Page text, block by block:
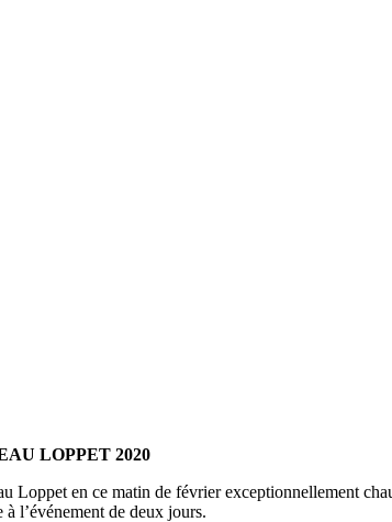
LOPPET 2020
Loppet en ce matin de février exceptionnellement
l’événement de deux jours.